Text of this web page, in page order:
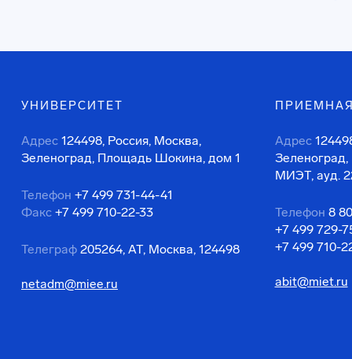
УНИВЕРСИТЕТ
Адрес 124498, Россия, Москва,
Зеленоград, Площадь Шокина, дом 1
Телефон +7 499 731-44-41
Факс +7 499 710-22-33
Телеграф 205264, АТ, Москва, 124498
netadm@miee.ru
Адрес
МИЭТ, ауд.
Телефон 8
+7 499 729-
+7 499 710-
abit@miet.ru